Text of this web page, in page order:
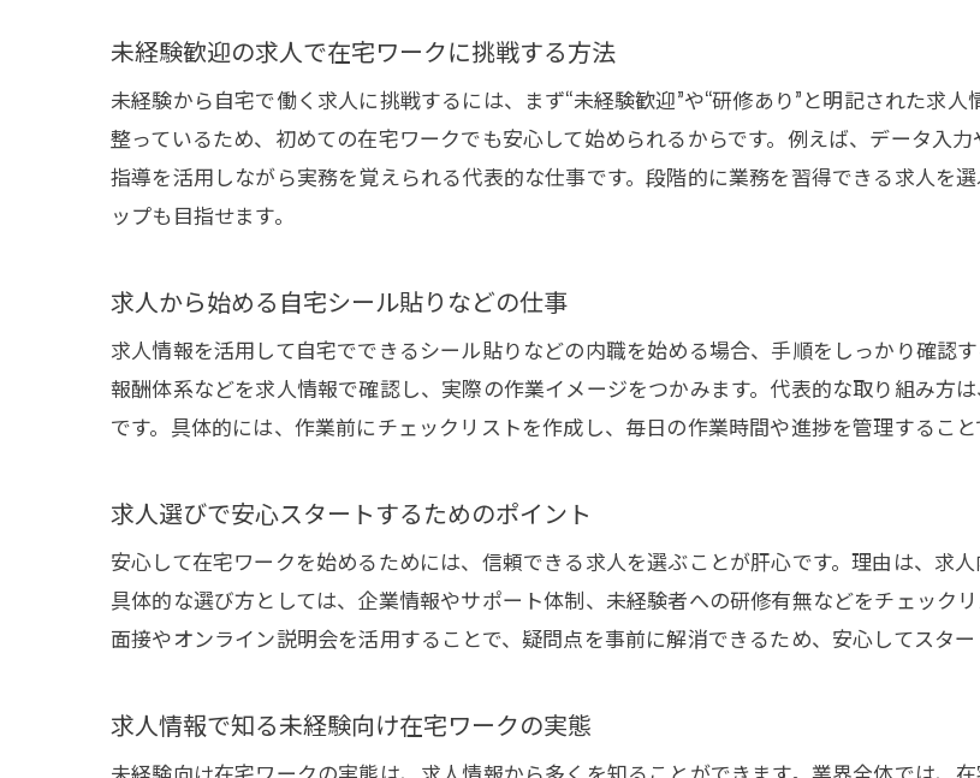
未経験歓迎の求人で在宅ワークに挑戦する方法
未経験から自宅で働く求人に挑戦するには、まず“未経験歓迎”や“研修あり”と明記された求
整っているため、初めての在宅ワークでも安心して始められるからです。例えば、データ入
指導を活用しながら実務を覚えられる代表的な仕事です。段階的に業務を習得できる求人を
ップも目指せます。
求人から始める自宅シール貼りなどの仕事
求人情報を活用して自宅でできるシール貼りなどの内職を始める場合、手順をしっかり確認
報酬体系などを求人情報で確認し、実際の作業イメージをつかみます。代表的な取り組み方
です。具体的には、作業前にチェックリストを作成し、毎日の作業時間や進捗を管理するこ
求人選びで安心スタートするためのポイント
安心して在宅ワークを始めるためには、信頼できる求人を選ぶことが肝心です。理由は、求
具体的な選び方としては、企業情報やサポート体制、未経験者への研修有無などをチェック
面接やオンライン説明会を活用することで、疑問点を事前に解消できるため、安心してスター
求人情報で知る未経験向け在宅ワークの実態